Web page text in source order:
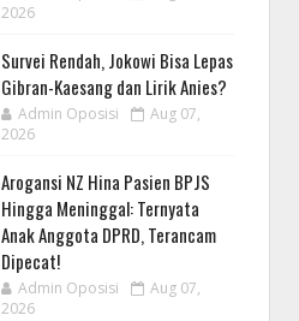
2026
Survei Rendah, Jokowi Bisa Lepas
Gibran-Kaesang dan Lirik Anies?
Admin Oposisi
Aug 07,
2026
Arogansi NZ Hina Pasien BPJS
Hingga Meninggal: Ternyata
Anak Anggota DPRD, Terancam
Dipecat!
Admin Oposisi
Aug 07,
2026